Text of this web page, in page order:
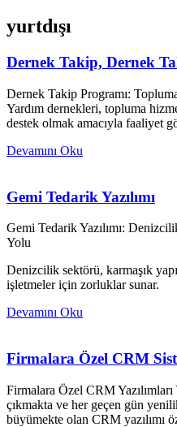
yurtdışı
Dernek Takip, Dernek
Dernek Takip Programı:
Yardım dernekleri, topluma
destek olmak amacıyla faaliyet
Devamını Oku
Gemi Tedarik Yazılımı
Gemi Tedarik Yazılımı:
Yolu
Denizcilik sektörü, karmaşık
işletmeler için zorluklar sunar.
Devamını Oku
Firmalara Özel CRM
Firmalara Özel CRM
çıkmakta ve her geçen gün
büyümekte olan CRM yazılımı